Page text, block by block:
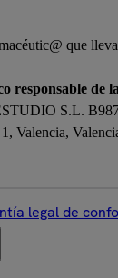
que
responsable de
S.L.
Valencia,
legal de